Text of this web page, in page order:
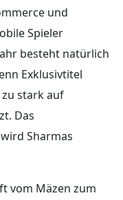
und
Spieler
besteht natürlich
Exklusivtitel
stark auf
Das
Sharmas
vom Mäzen zum